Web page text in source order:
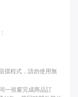
擋程式，請勿使用無
一視窗完成商品訂